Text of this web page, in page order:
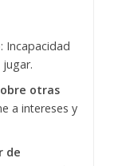
: Incapacidad
otras
a intereses y
de